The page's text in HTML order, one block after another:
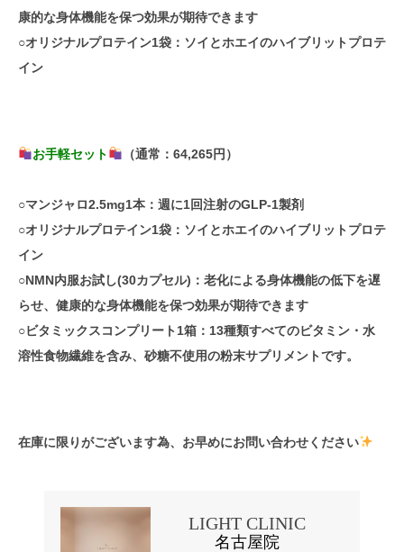
康的な身体機能を保つ効果が期待できます
○オリジナルプロテイン1袋：ソイとホエイのハイブリットプロテ
イン
お手軽セット （通常：64,265円）
○マンジャロ2.5mg1本：週に1回注射のGLP-1製剤
○オリジナルプロテイン1袋：ソイとホエイのハイブリットプロテ
イン
○NMN内服お試し(30カプセル)：老化による身体機能の低下を遅
らせ、健康的な身体機能を保つ効果が期待できます
○ビタミックスコンプリート1箱：13種類すべてのビタミン・水
溶性食物繊維を含み、砂糖不使用の粉末サプリメントです。
在庫に限りがございます為、お早めにお問い合わせください
LIGHT CLINIC
名古屋院